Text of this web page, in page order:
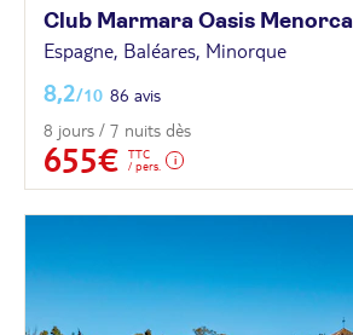
Club Marmara Oasis Menorca
Espagne, Baléares, Minorque
8,2/10 86 avis
8 jours / 7 nuits dès
655€
TTC
/ pers.